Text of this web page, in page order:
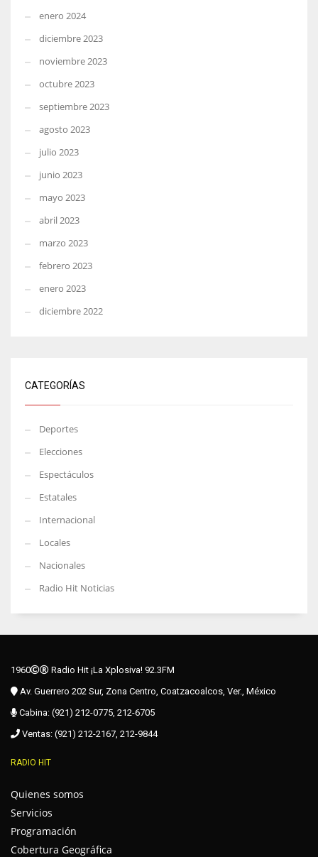
enero 2024
diciembre 2023
noviembre 2023
octubre 2023
septiembre 2023
agosto 2023
julio 2023
junio 2023
mayo 2023
abril 2023
marzo 2023
febrero 2023
enero 2023
diciembre 2022
CATEGORÍAS
Deportes
Elecciones
Espectáculos
Estatales
Internacional
Locales
Nacionales
Radio Hit Noticias
1960
Radio Hit ¡La Xplosiva! 92.3FM
Av. Guerrero 202 Sur, Zona Centro, Coatzacoalcos, Ver., México
Cabina: (921) 212-0775, 212-6705
Ventas: (921) 212-2167, 212-9844
RADIO HIT
Quienes somos
Servicios
Programación
Cobertura Geográfica